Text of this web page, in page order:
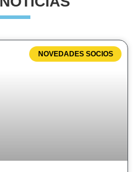
NOVEDADES SOCIOS